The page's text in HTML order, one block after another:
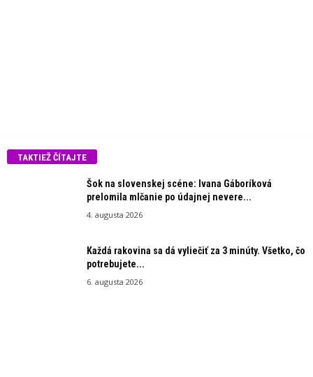
TAKTIEŽ ČÍTAJTE
Šok na slovenskej scéne: Ivana Gáboríková
prelomila mlčanie po údajnej nevere...
4. augusta 2026
Každá rakovina sa dá vyliečiť za 3 minúty. Všetko, čo
potrebujete...
6. augusta 2026